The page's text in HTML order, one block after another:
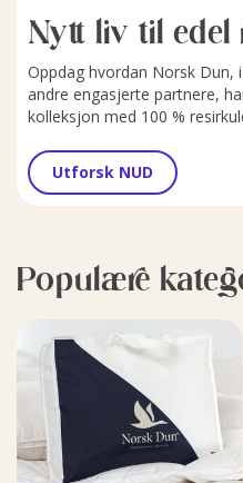
Nytt liv til edel
Oppdag hvordan Norsk
andre engasjerte partnere,
kolleksjon med 100 %
Utforsk NUD
Populære